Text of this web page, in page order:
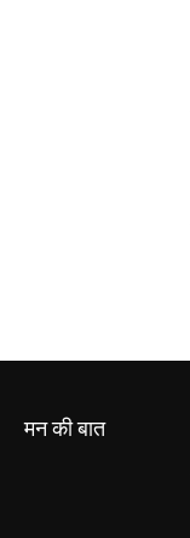
मन की बात